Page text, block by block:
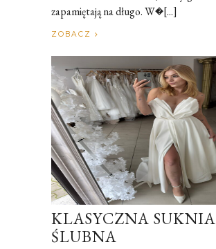
zapamiętają na długo. W�[...]
ZOBACZ
KLASYCZNA SUKNIA
ŚLUBNA